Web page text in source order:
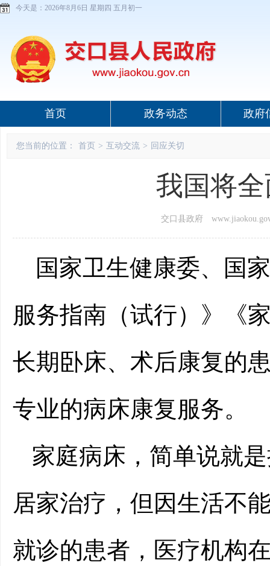
今天是： 2026年8月6日 星期四 五月初一
首页 政务动态 政府
您当前的位置： 首页 > 互动交流 > 回应关切
我国将
交口县政府
国家卫生健康委、国
服务指南（试行）》《
长期卧床、术后康复的
专业的病床康复服务。
家庭病床，简单说就
居家治疗，但因生活不
就诊的患者，医疗机构